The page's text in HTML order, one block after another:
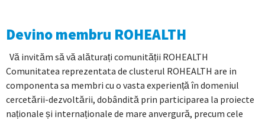
Devino membru ROHEALTH
Vă invităm să vă alăturați comunității ROHEALTH
Comunitatea reprezentata de clusterul ROHEALTH are in
componenta sa membri cu o vasta experiență în domeniul
cercetării-dezvoltării, dobândită prin participarea la proiecte
naționale și internaționale de mare anvergură, precum cele